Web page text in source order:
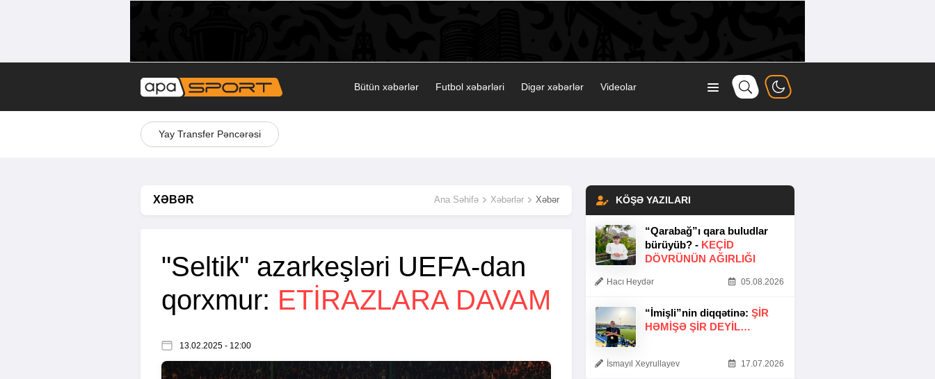
Bütün xəbərlər Futbol xəbərləri Digər xəbərlər Videolar
Yay Transfer Pəncərəsi
XƏBƏR Ana Səhifə Xəbərlər Xəbər
"Seltik" azarkeşləri UEFA-dan
qorxmur: ETIRAZLARA DAVAM
13.02.2025 - 12:00
KÖŞƏ YAZILARI
“Qarabağ”ı qara buludlar
bürüyüb? - KEÇID
DÖVRÜNÜN AĞIRLIĞI
Hacı Heydər 05.08.2026
“İmişli”nin diqqətinə: ŞIR
HƏMIŞƏ ŞIR DEYIL…
İsmayıl Xeyrullayev 17.07.2026